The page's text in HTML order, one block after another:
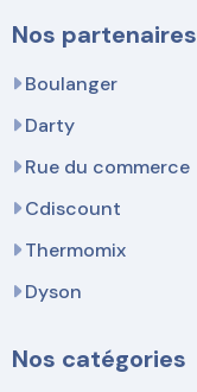
Nos partenaires
Boulanger
Darty
Rue du commerce
Cdiscount
Thermomix
Dyson
Nos catégories